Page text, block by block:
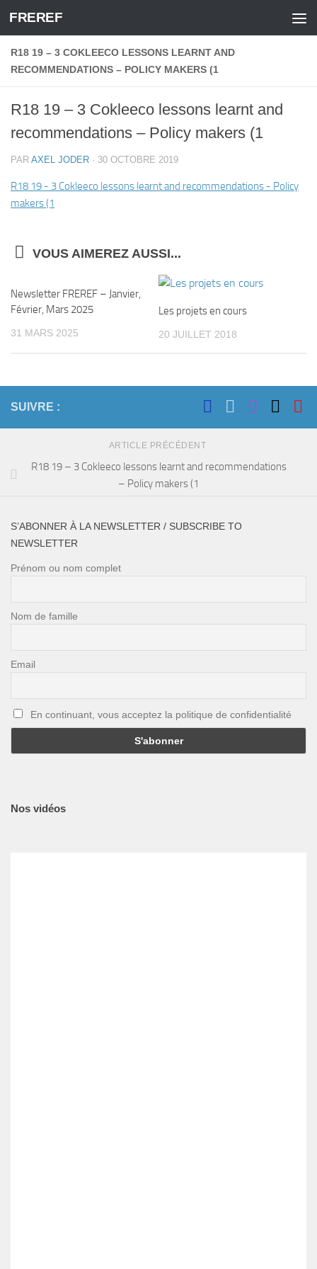
Skip to content
FREREF
R18 19 – 3 COKLEECO LESSONS LEARNT AND
RECOMMENDATIONS – POLICY MAKERS (1
R18 19 – 3 Cokleeco lessons learnt and
recommendations – Policy makers (1
PAR AXEL JODER · 30 OCTOBRE 2019
R18 19 - 3 Cokleeco lessons learnt and recommendations - Policy
makers (1
VOUS AIMEREZ AUSSI...
Newsletter FREREF – Janvier,
Février, Mars 2025
31 MARS 2025
Les projets en cours
20 JUILLET 2018
SUIVRE :
ARTICLE PRÉCÉDENT
R18 19 – 3 Cokleeco lessons learnt and recommendations
– Policy makers (1
S’ABONNER À LA NEWSLETTER / SUBSCRIBE TO
NEWSLETTER
Prénom ou nom complet
Nom de famille
Email
En continuant, vous acceptez la politique de confidentialité
Nos vidéos